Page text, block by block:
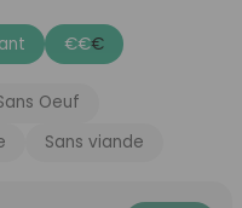
€€€
Oeuf
Sans viande